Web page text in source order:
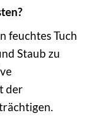
feuchtes Tuch
Staub zu
der